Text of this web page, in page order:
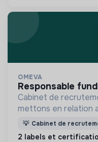
OMEVA
responsable
Cabinet de
mettons en relation
soucieuses de leurs
ensemble pour un
💡 Cabinet de
2 labels et